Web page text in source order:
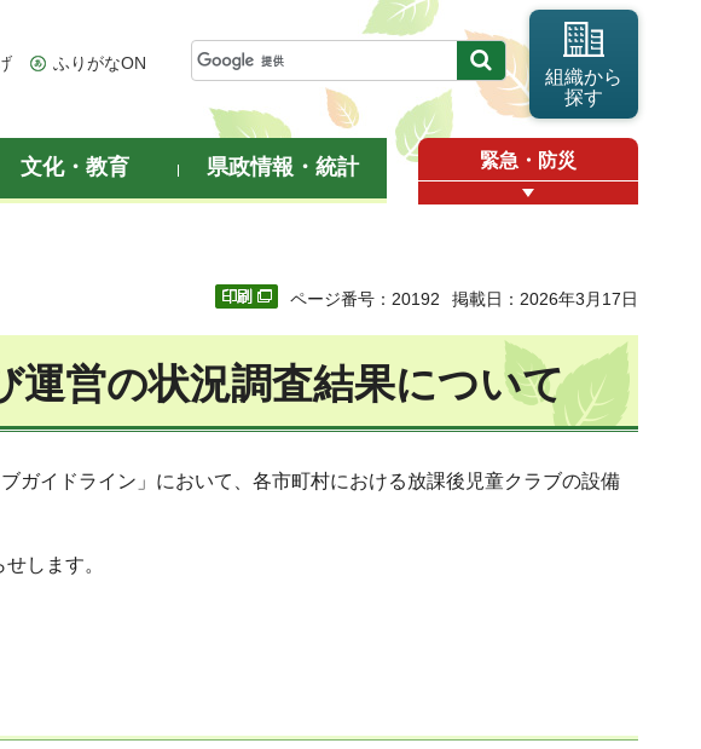
ふりがなON
組織から
探す
文化・教育 県政情報・統計 緊急・防災
ページ番号：20192 掲載日：2026年3月17日
運営の状況調査結果について
ガイドライン」において、各市町村における放課後児童クラブの設備
します。